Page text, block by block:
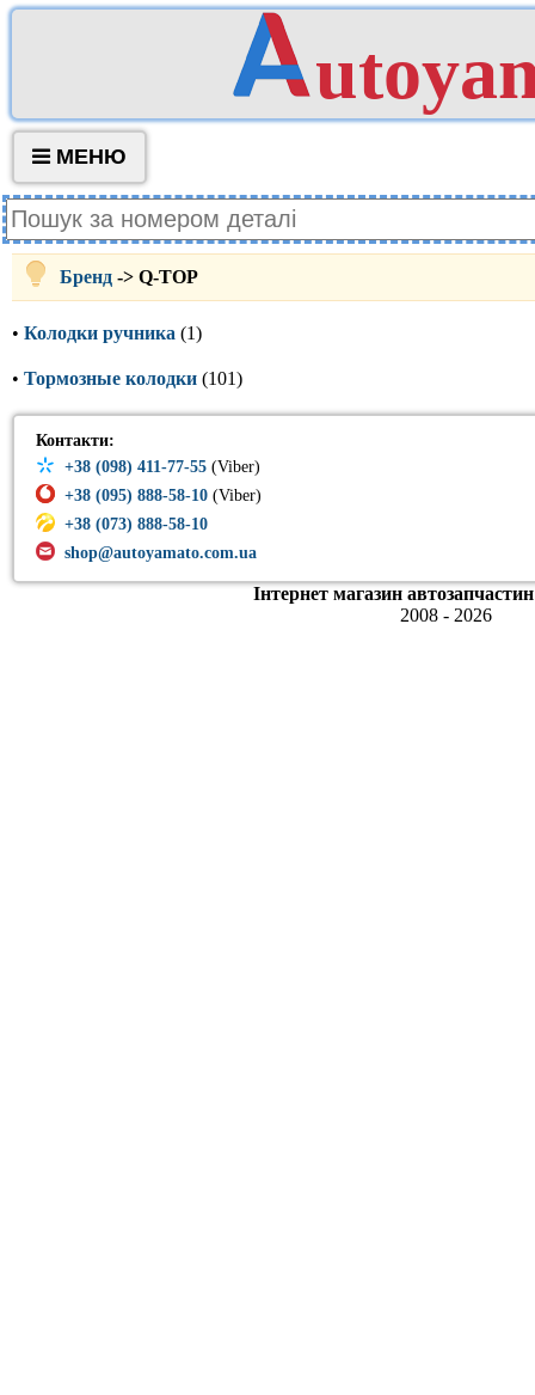
МЕНЮ
Бренд -> Q-TOP
• Колодки ручника (1)
• Тормозные колодки (101)
Контакти:
+38 (098) 411-77-55 (Viber)
+38 (095) 888-58-10 (Viber)
+38 (073) 888-58-10
shop@autoyamato.com.ua
Інтернет магазин
2008 - 2026